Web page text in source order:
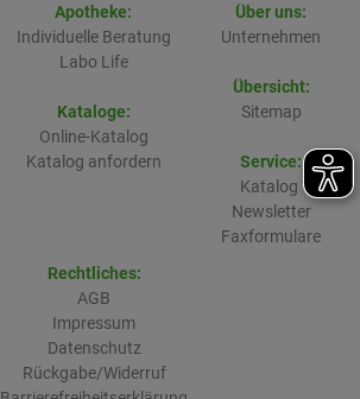
Apotheke:
Individuelle Beratung
Labo Life
Kataloge:
Online-Katalog
Katalog anfordern
Über uns:
Unternehmen
Übersicht:
Sitemap
Service:
Katalog
Newsletter
Faxformulare
Rechtliches:
AGB
Impressum
Datenschutz
Rückgabe/Widerruf